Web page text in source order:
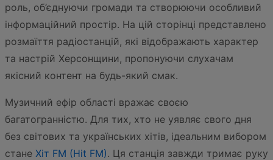
роль, об’єднуючи громади та створюючи особливий
інформаційний простір. На цій сторінці представлено
розмаїття радіостанцій, які відображають характер
та настрій Херсонщини, пропонуючи слухачам
якісний контент на будь-який смак.
Музичний ефір області вражає своєю
багатогранністю. Для тих, хто не уявляє свого дня
без світових та українських хітів, ідеальним вибором
стане Хіт FM (Hit FM). Ця станція завжди тримає руку